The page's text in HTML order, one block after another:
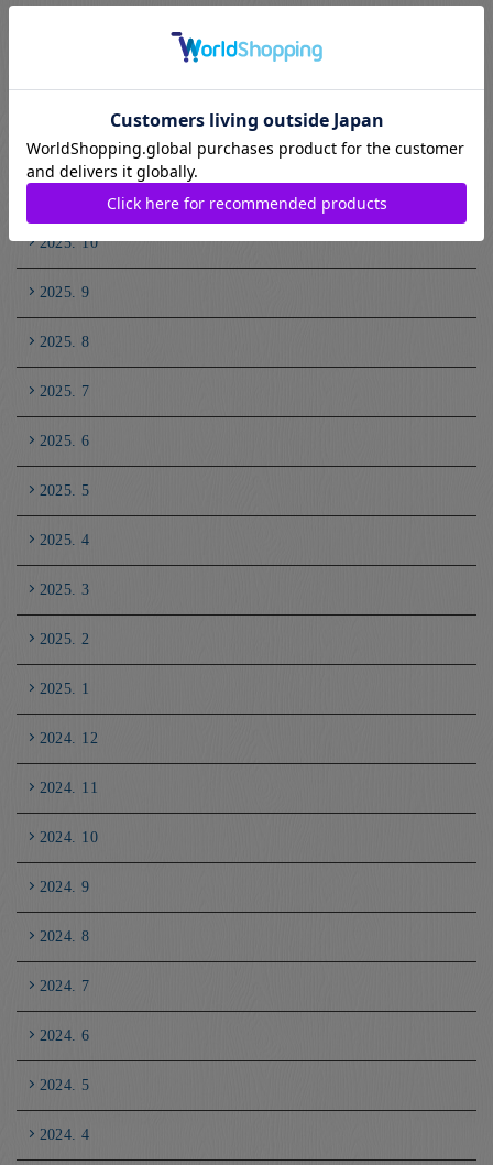
2026. 2
2026. 1
2025. 10
2025. 9
2025. 8
2025. 7
2025. 6
2025. 5
2025. 4
2025. 3
2025. 2
2025. 1
2024. 12
2024. 11
2024. 10
2024. 9
2024. 8
2024. 7
2024. 6
2024. 5
2024. 4